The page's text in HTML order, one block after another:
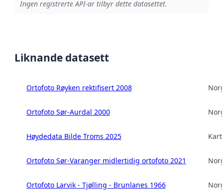
Ingen registrerte API-ar tilbyr dette datasettet.
Liknande datasett
Ortofoto Røyken rektifisert 2008
Ortofoto Sør-Aurdal 2000
Høydedata Bilde Troms 2025
Ortofoto Sør-Varanger midlertidig ortofoto 2021
Ortofoto Larvik - Tjølling - Brunlanes 1966